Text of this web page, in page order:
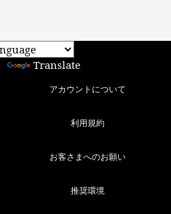
Translate
アカウントについて
利用規約
お客さまへのお願い
推奨環境